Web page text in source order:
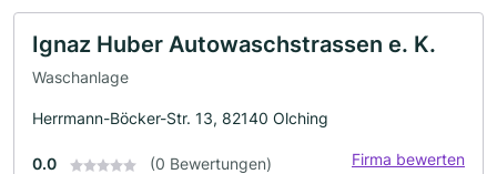
Ignaz Huber Autowaschstrassen e. K.
Waschanlage
Herrmann-Böcker-Str. 13, 82140 Olching
0.0 (0 Bewertungen) Firma bewerten